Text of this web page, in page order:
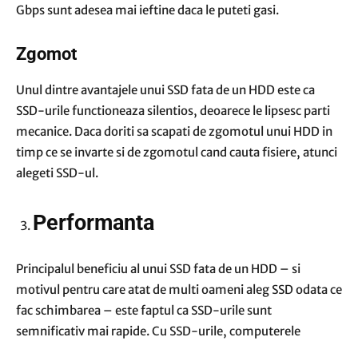
Gbps sunt adesea mai ieftine daca le puteti gasi.
Zgomot
Unul dintre avantajele unui SSD fata de un HDD este ca
SSD-urile functioneaza silentios, deoarece le lipsesc parti
mecanice. Daca doriti sa scapati de zgomotul unui HDD in
timp ce se invarte si de zgomotul cand cauta fisiere, atunci
alegeti SSD-ul.
Performanta
Principalul beneficiu al unui SSD fata de un HDD – si
motivul pentru care atat de multi oameni aleg SSD odata ce
fac schimbarea – este faptul ca SSD-urile sunt
semnificativ mai rapide. Cu SSD-urile, computerele